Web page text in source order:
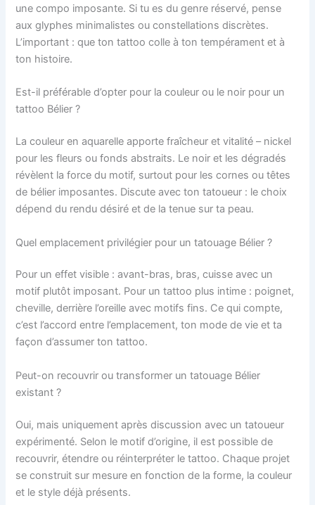
une compo imposante. Si tu es du genre réservé, pense
aux glyphes minimalistes ou constellations discrètes.
L’important : que ton tattoo colle à ton tempérament et à
ton histoire.
Est-il préférable d’opter pour la couleur ou le noir pour un
tattoo Bélier ?
La couleur en aquarelle apporte fraîcheur et vitalité – nickel
pour les fleurs ou fonds abstraits. Le noir et les dégradés
révèlent la force du motif, surtout pour les cornes ou têtes
de bélier imposantes. Discute avec ton tatoueur : le choix
dépend du rendu désiré et de la tenue sur ta peau.
Quel emplacement privilégier pour un tatouage Bélier ?
Pour un effet visible : avant-bras, bras, cuisse avec un
motif plutôt imposant. Pour un tattoo plus intime : poignet,
cheville, derrière l’oreille avec motifs fins. Ce qui compte,
c’est l’accord entre l’emplacement, ton mode de vie et ta
façon d’assumer ton tattoo.
Peut-on recouvrir ou transformer un tatouage Bélier
existant ?
Oui, mais uniquement après discussion avec un tatoueur
expérimenté. Selon le motif d’origine, il est possible de
recouvrir, étendre ou réinterpréter le tattoo. Chaque projet
se construit sur mesure en fonction de la forme, la couleur
et le style déjà présents.